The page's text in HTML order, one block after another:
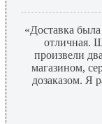
«Доставка
отличная.
произвели
магазином,
дозаказом. Я